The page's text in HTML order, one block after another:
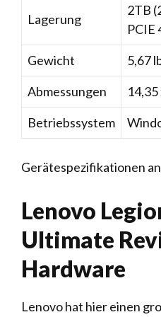
Lagerung
2TB
PCIE
Gewicht
5,67
Abmessungen
Betriebssystem
Gerätespezifikationen
Lenovo
Ultimate
Hardware
Lenovo hat hier einen